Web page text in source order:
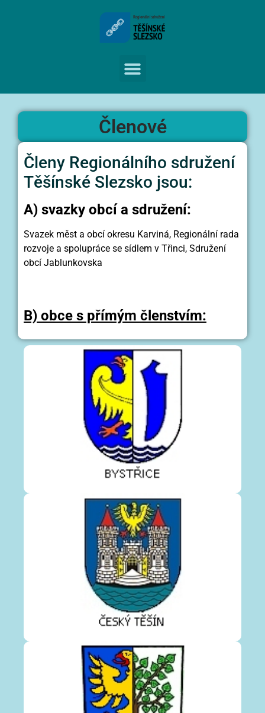
Členové
Členy Regionálního sdružení
Těšínské Slezsko jsou:
A) svazky obcí a sdružení:
Svazek měst a obcí okresu Karviná, Regionální rada
rozvoje a spolupráce se sídlem v Třinci, Sdružení
obcí Jablunkovska
B) obce s přímým členstvím: